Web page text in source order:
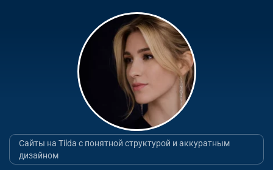
Сайты на Tilda с понятной структурой и аккуратным
дизайном